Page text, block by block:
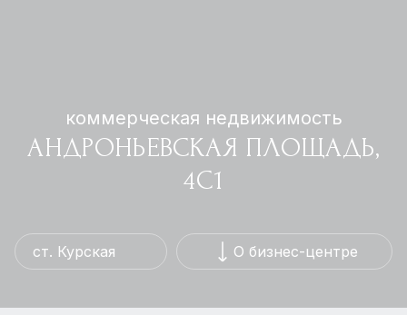
коммерческая недвижимость
АНДРОНЬЕВСКАЯ ПЛОЩАДЬ,
4С1
ст. Курская О бизнес-центре